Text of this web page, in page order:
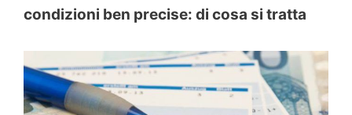
condizioni ben precise: di cosa si tratta